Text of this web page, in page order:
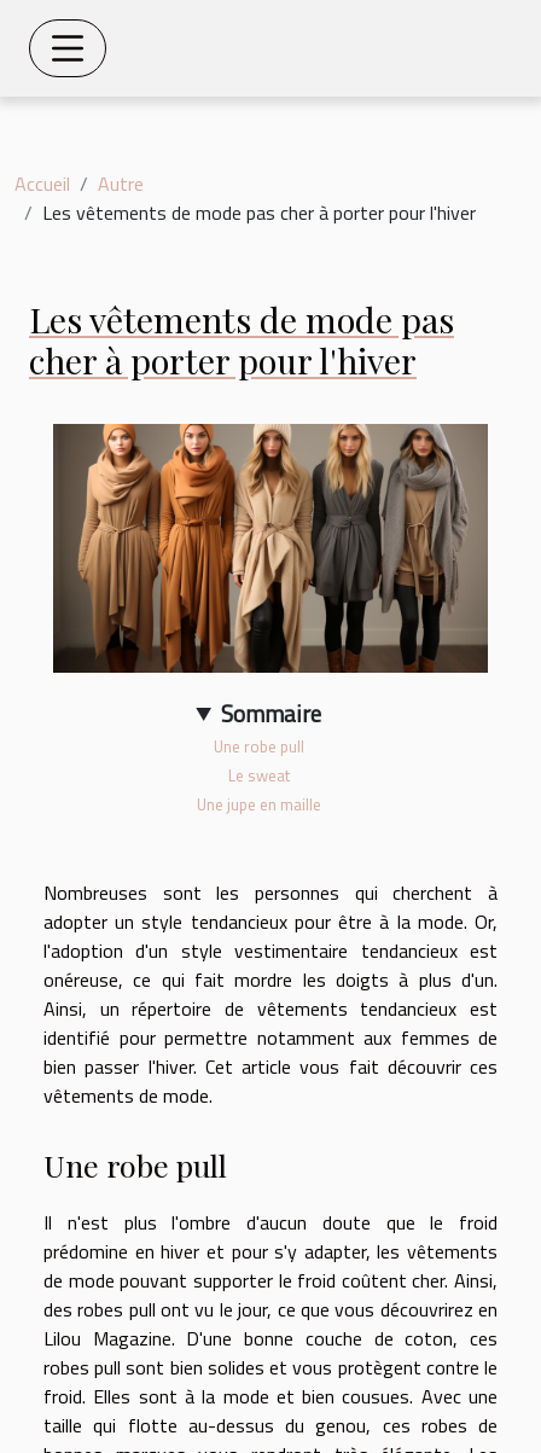
Accueil
Autre
Les vêtements de mode pas cher à porter pour l'hiver
Les vêtements de mode pas
cher à porter pour l'hiver
Sommaire
Une robe pull
Le sweat
Une jupe en maille
Nombreuses sont les personnes qui cherchent à
adopter un style tendancieux pour être à la mode. Or,
l'adoption d'un style vestimentaire tendancieux est
onéreuse, ce qui fait mordre les doigts à plus d'un.
Ainsi, un répertoire de vêtements tendancieux est
identifié pour permettre notamment aux femmes de
bien passer l'hiver. Cet article vous fait découvrir ces
vêtements de mode.
Une robe pull
Il n'est plus l'ombre d'aucun doute que le froid
prédomine en hiver et pour s'y adapter, les vêtements
de mode pouvant supporter le froid coûtent cher. Ainsi,
des robes pull ont vu le jour, ce que vous découvrirez en
Lilou Magazine. D'une bonne couche de coton, ces
robes pull sont bien solides et vous protègent contre le
froid. Elles sont à la mode et bien cousues. Avec une
taille qui flotte au-dessus du genou, ces robes de